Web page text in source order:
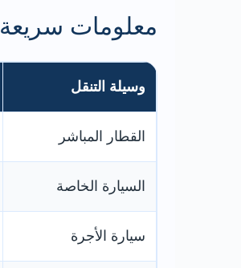
معلومات
وسيلة التنقل
القطار المباشر
السيارة الخاصة
سيارة الأجرة